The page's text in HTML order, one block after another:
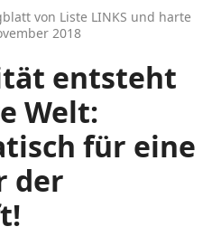
von Liste LINKS und harte
2018
entsteht
Welt:
für eine
der